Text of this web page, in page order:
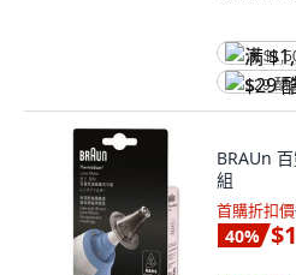
满
$29 酷
BRAUn
組
首購折扣價
40%